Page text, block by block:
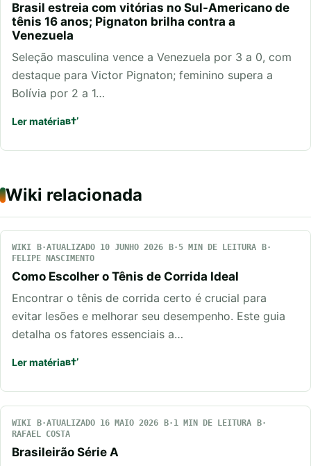
Brasil estreia com vitórias no Sul-Americano de
tênis 16 anos; Pignaton brilha contra a
Venezuela
Seleção masculina vence a Venezuela por 3 a 0, com
destaque para Victor Pignaton; feminino supera a
Bolívia por 2 a 1…
Ler matéria
Wiki relacionada
WIKI ATUALIZADO 10 JUNHO 2026
5 MIN DE LEITURA
FELIPE NASCIMENTO
Como Escolher o Tênis de Corrida Ideal
Encontrar o tênis de corrida certo é crucial para
evitar lesões e melhorar seu desempenho. Este guia
detalha os fatores essenciais a…
Ler matéria
WIKI ATUALIZADO 16 MAIO 2026
1 MIN DE LEITURA
RAFAEL COSTA
Brasileirão Série A